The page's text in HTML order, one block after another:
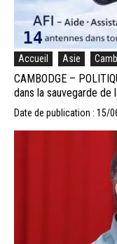
Accueil Asie
CAMBODGE –
dans la sauvegarde de
Date de publication : 15/